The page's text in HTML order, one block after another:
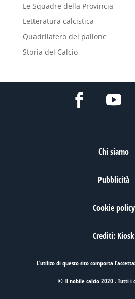
Le Squadre della Provincia
Letteratura calcistica
Quadrilatero del pallone
Storia del Calcio
Chi siamo
Pubblicità
Cookie policy
Crediti: Kiosk
L’utilizo di questo sito comporta
© Il nobile calcio 2020 . Tutti i